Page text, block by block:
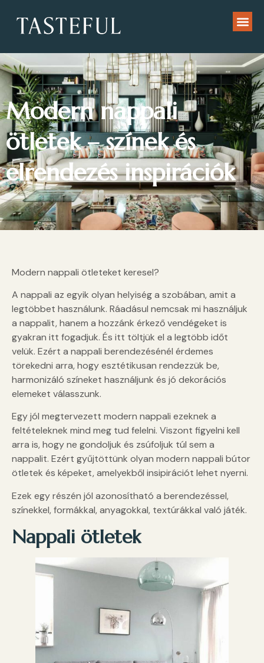
Modern nappali
ötletek – színek és
elrendezés inspirációk
Modern nappali ötleteket keresel?
A nappali az egyik olyan helyiség a szobában, amit a
legtöbbet használunk. Ráadásul nemcsak mi használjuk
a nappalit, hanem a hozzánk érkező vendégeket is
gyakran itt fogadjuk. És itt töltjük el a legtöbb időt
velük. Ezért a nappali berendezésénél érdemes
törekedni arra, hogy esztétikusan rendezzük be,
harmonizáló színeket használjunk és jó dekorációs
elemeket válasszunk.
Egy jól megtervezett modern nappali ezeknek a
feltételeknek mind meg tud felelni. Viszont figyelni kell
arra is, hogy ne gondoljuk és zsúfoljuk túl sem a
nappalit. Ezért gyűjtöttünk olyan modern nappali bútor
ötletek és képeket, amelyekből insipirációt lehet nyerni.
Ezek egy részén jól azonosítható a berendezéssel,
színekkel, formákkal, anyagokkal, textúrákkal való játék.
Nappali ötletek